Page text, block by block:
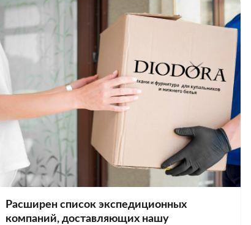
Расширен список экспедиционных
компаний, доставляющих нашу